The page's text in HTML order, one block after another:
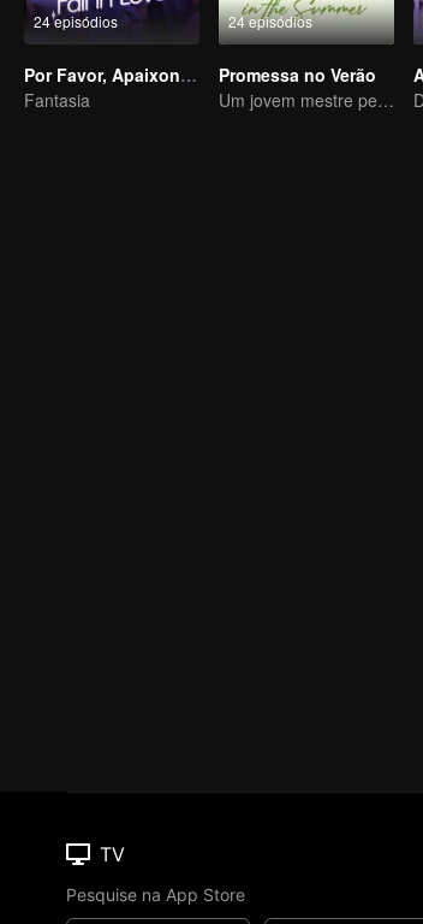
24 episódios
Por Favor, Apaixone-se
Fantasia
24 episódios
Promessa no Verão
Um jovem mestre peculiar se apaixona por uma garota enérgica
TV
Pesquise na App Store